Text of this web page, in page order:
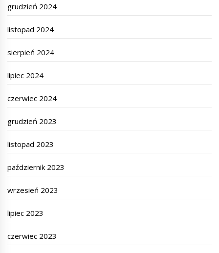
grudzień 2024
listopad 2024
sierpień 2024
lipiec 2024
czerwiec 2024
grudzień 2023
listopad 2023
październik 2023
wrzesień 2023
lipiec 2023
czerwiec 2023